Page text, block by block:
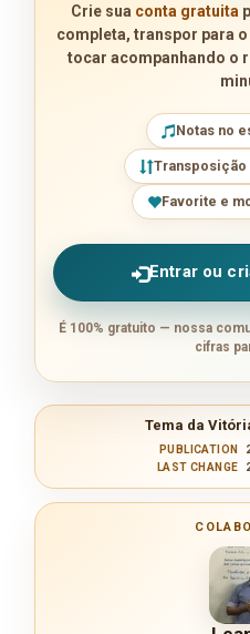
Crie sua conta gratuita
completa, transpor para
tocar acompanhando o
Notas no
Transposição
Favorite e
Entrar ou
É 100% gratuito — nossa
cifras
Tema da
PUBLICATION
LAST CHANGE